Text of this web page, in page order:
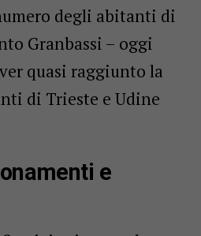
degli abitanti di
Granbassi – oggi
quasi raggiunto la
di Trieste e Udine
e